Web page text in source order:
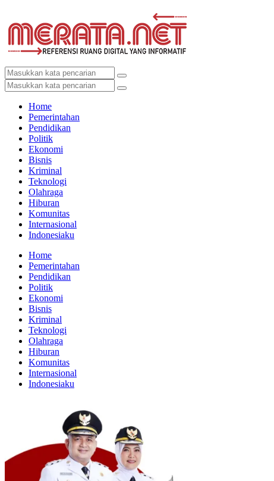
Home
Pemerintahan
Pendidikan
Politik
Ekonomi
Bisnis
Kriminal
Teknologi
Olahraga
Hiburan
Komunitas
Internasional
Indonesiaku
Home
Pemerintahan
Pendidikan
Politik
Ekonomi
Bisnis
Kriminal
Teknologi
Olahraga
Hiburan
Komunitas
Internasional
Indonesiaku